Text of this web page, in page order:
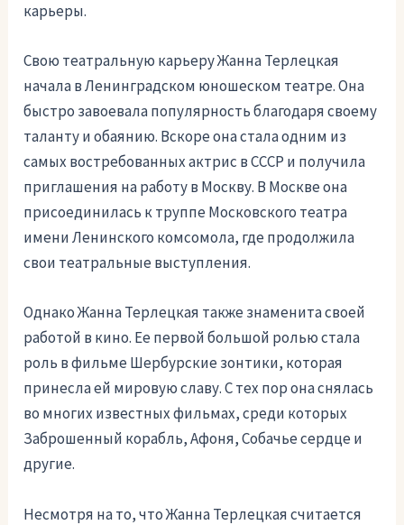
карьеры.
Свою театральную карьеру Жанна Терлецкая
начала в Ленинградском юношеском театре. Она
быстро завоевала популярность благодаря своему
таланту и обаянию. Вскоре она стала одним из
самых востребованных актрис в СССР и получила
приглашения на работу в Москву. В Москве она
присоединилась к труппе Московского театра
имени Ленинского комсомола, где продолжила
свои театральные выступления.
Однако Жанна Терлецкая также знаменита своей
работой в кино. Ее первой большой ролью стала
роль в фильме Шербурские зонтики, которая
принесла ей мировую славу. С тех пор она снялась
во многих известных фильмах, среди которых
Заброшенный корабль, Афоня, Собачье сердце и
другие.
Несмотря на то, что Жанна Терлецкая считается